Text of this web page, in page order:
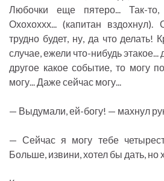
Любочки еще пятеро... Так-
Охохоххх... (капитан
трудно будет, ну, да что делать!
случае, ежели что-нибудь этакое...
другое какое событие, то могу
могу... Даже сейчас могу...
— Выдумали, ей-богу! — махнул
— Сейчас я могу тебе
Больше, извини, хотел бы дать, но